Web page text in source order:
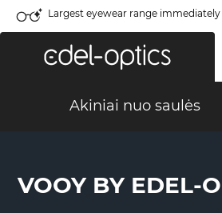
Largest eyewear range immediately
Akiniai nuo saulės
VOOY BY EDEL-